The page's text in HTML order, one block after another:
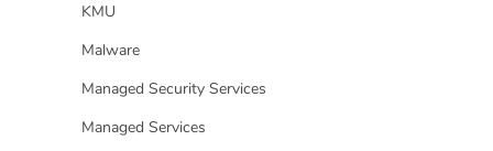
KMU
Malware
Managed Security Services
Managed Services